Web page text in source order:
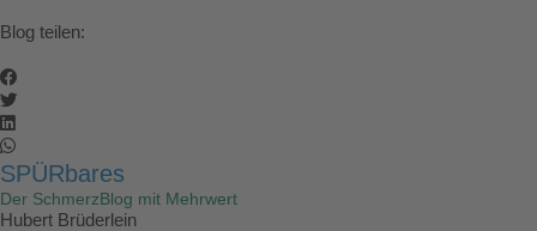
Blog teilen:
SPÜRbares
Der SchmerzBlog mit Mehrwert
Hubert Brüderlein